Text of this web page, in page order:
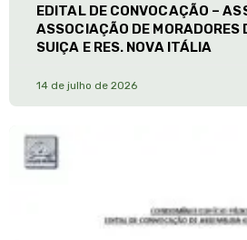
EDITAL DE CONVOCAÇÃO –
ASSOCIAÇÃO DE MORADORES
SUIÇA E RES. NOVA ITÁLIA
14 de julho de 2026